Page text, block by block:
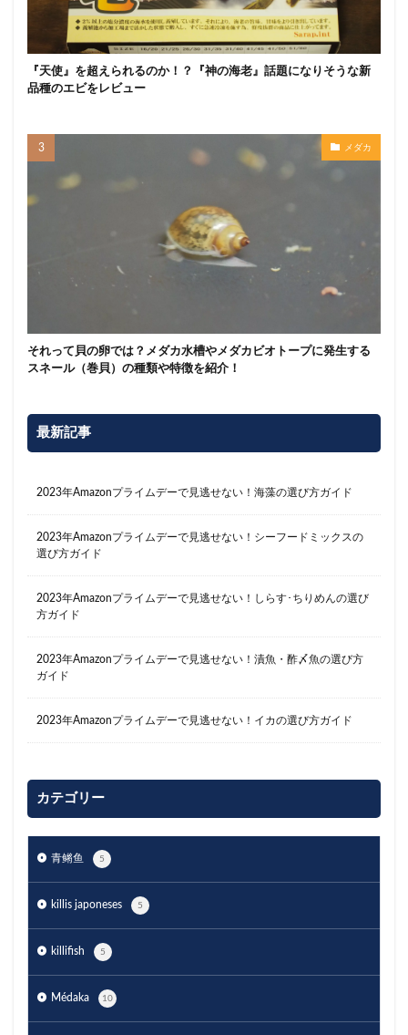
『天使』を超えられるのか！？『神の海老』話題になりそうな新
品種のエビをレビュー
メダカ
それって貝の卵では？メダカ水槽やメダカビオトープに発生する
スネール（巻貝）の種類や特徴を紹介！
最新記事
2023年Amazonプライムデーで見逃せない！海藻の選び方ガイド
2023年Amazonプライムデーで見逃せない！シーフードミックスの
選び方ガイド
2023年Amazonプライムデーで見逃せない！しらす･ちりめんの選び
方ガイド
2023年Amazonプライムデーで見逃せない！漬魚・酢〆魚の選び方
ガイド
2023年Amazonプライムデーで見逃せない！イカの選び方ガイド
カテゴリー
青鳉鱼 5
killis japoneses 5
killifish 5
Médaka 10